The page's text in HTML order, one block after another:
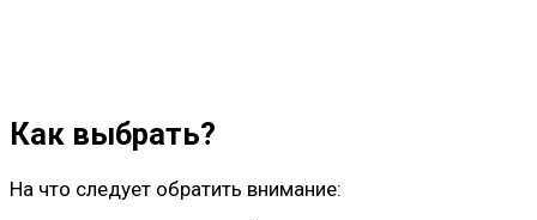
Как выбрать?
На что следует обратить внимание: